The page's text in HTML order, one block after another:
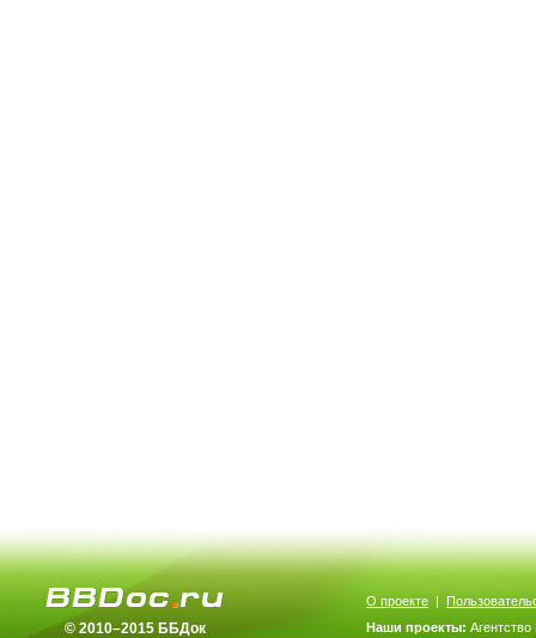
© 2010–2015 ББДок
О проекте |
Наши проекты: